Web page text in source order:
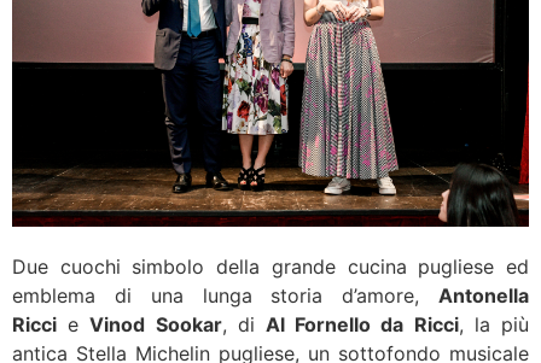
Due cuochi simbolo della grande cucina pugliese ed
emblema di una lunga storia d’amore, Antonella
Ricci eVinod Sookar, diAl Fornello da Ricci, la più
antica Stella Michelin pugliese, un sottofondo musicale